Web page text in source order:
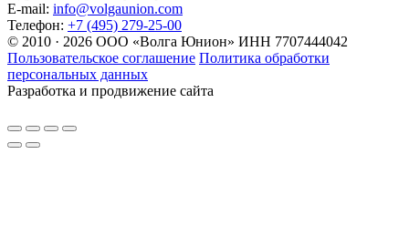
E-mail: info@volgaunion.com
Телефон: +7 (495) 279-25-00
© 2010 · 2026 ООО «Волга Юнион» ИНН 7707444042
Пользовательское соглашение Политика обработки
персональных данных
Разработка и продвижение сайта